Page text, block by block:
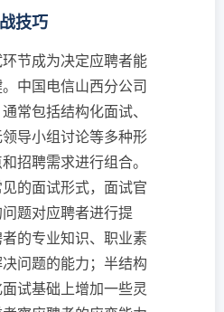
技巧
节成为决定应聘者能
中国电信山西分公司
常包括结构化面试、
导小组讨论等多种形
招聘需求进行组合。
的面试形式，面试官
题对应聘者进行提
的专业知识、职业素
问题的能力；半结构
试基础上增加一些灵